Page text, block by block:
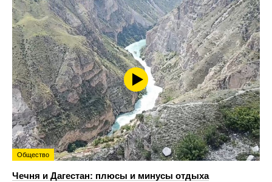
Общество
Чечня и Дагестан: плюсы и минусы отдыха